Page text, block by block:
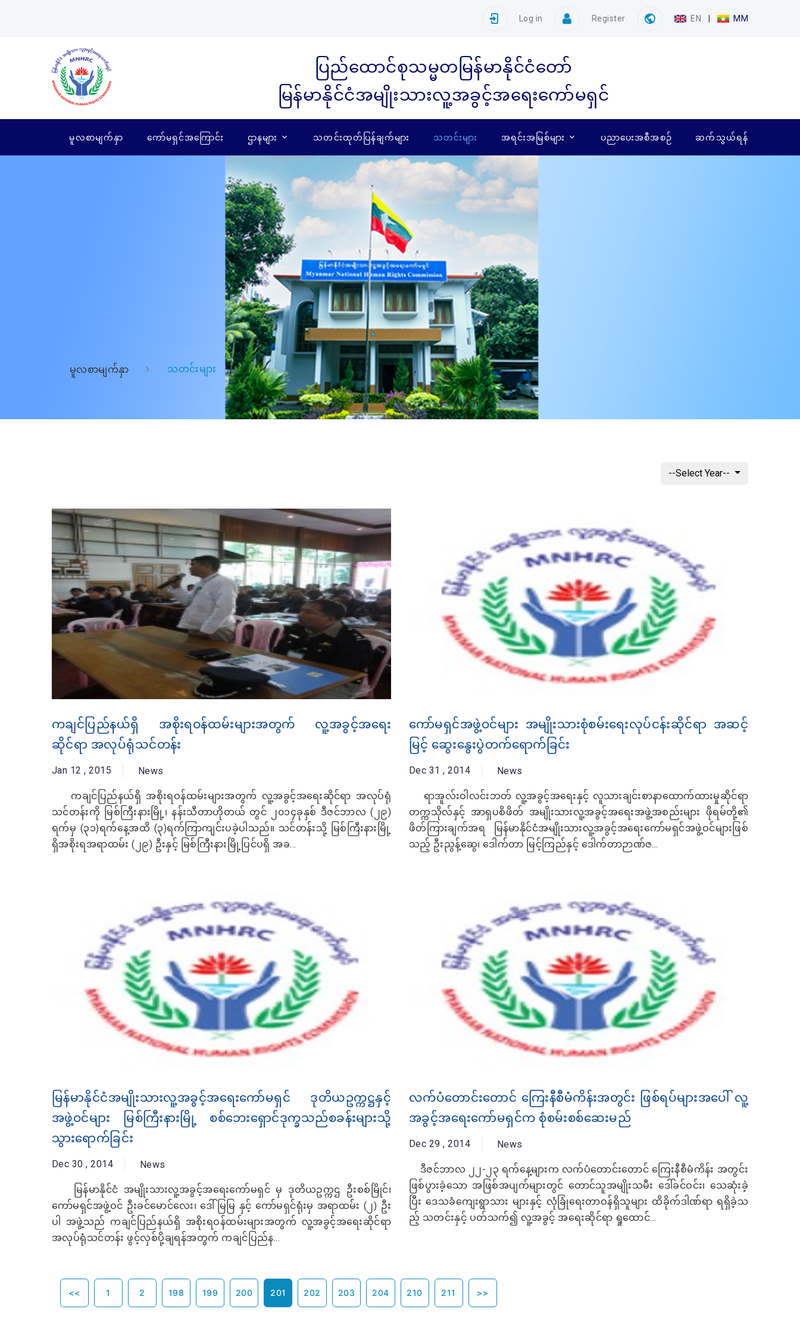
Log in Register EN | MM
ပြည်ထောင်စုသမ္မတမြန်မာနိုင်ငံတော်
မြန်မာနိုင်ငံအမျိုးသားလူ့အခွင့်အရေးကော်မရှင်
မူလစာမျက်နှာ ကော်မရှင်အကြောင်း ဌာနများ သတင်းထုတ်ပြန်ချက်များ သတင်းများ အရင်းအမြစ်များ ပညာပေးအစီအစဉ် ဆက်သွယ်ရန်
မူလစာမျက်နှာ သတင်းများ
--Select Year--
ကချင်ပြည်နယ်ရှိ အစိုးရဝန်ထမ်းများအတွက် လူ့အခွင့်အရေး
ဆိုင်ရာ အလုပ်ရုံသင်တန်း
Jan 12 , 2015 News
ကချင်ပြည်နယ်ရှိ အစိုးရဝန်ထမ်းများအတွက် လူ့အခွင့်အရေးဆိုင်ရာ အလုပ်ရုံ
သင်တန်းကို မြစ်ကြီးနားမြို့၊ နန်းသီတာဟိုတယ် တွင် ၂၀၁၄ခုနှစ် ဒီဇင်ဘာလ (၂၉)
ရက်မှ (၃၁)ရက်နေ့အထိ (၃)ရက်ကြာကျင်းပခဲ့ပါသည်။ သင်တန်းသို့ မြစ်ကြီးနားမြို့
ရှိအစိုးရအရာထမ်း (၂၉) ဦးနှင့် မြစ်ကြီးနားမြို့ပြင်ပရှိ အခ...
ကော်မရှင်အဖွဲ့ဝင်များ အမျိုးသားစုံစမ်းရေးလုပ်ငန်းဆိုင်ရာ အဆင့်
မြင့် ဆွေးနွေးပွဲတက်ရောက်ခြင်း
Dec 31 , 2014 News
ရာအူလ်းဝါလင်းဘတ် လူ့အခွင့်အရေးနှင့် လူသားချင်းစာနာထောက်ထားမှုဆိုင်ရာ
တက္ကသိုလ်နှင့် အာရှပစိဖိတ် အမျိုးသားလူ့အခွင့်အရေးအဖွဲ့အစည်းများ ဖိုရမ်တို့၏
ဖိတ်ကြားချက်အရ မြန်မာနိုင်ငံအမျိုးသားလူ့အခွင့်အရေးကော်မရှင်အဖွဲ့ဝင်များဖြစ်
သည့် ဦးညွန့်ဆွေ၊ ဒေါက်တာ မြင့်ကြည်နှင့် ဒေါက်တာဉာဏ်ဇ...
မြန်မာနိုင်ငံအမျိုးသားလူ့အခွင့်အရေးကော်မရှင် ဒုတိယဥက္ကဋ္ဌနှင့်
အဖွဲ့ဝင်များ မြစ်ကြီးနားမြို့ စစ်ဘေးရှောင်ဒုက္ခသည်စခန်းများသို့
သွားရောက်ခြင်း
Dec 30 , 2014 News
မြန်မာနိုင်ငံ အမျိုးသားလူ့အခွင့်အရေးကော်မရှင် မှ ဒုတိယဥက္ကဌ ဦးစစ်မြိုင်၊
ကော်မရှင်အဖွဲ့ဝင် ဦးခင်မောင်လေး၊ ဒေါ်မြမြ နှင့် ကော်မရှင်ရုံးမှ အရာထမ်း (၂) ဦး
ပါ အဖွဲ့သည် ကချင်ပြည်နယ်ရှိ အစိုးရဝန်ထမ်းများအတွက် လူ့အခွင့်အရေးဆိုင်ရာ
အလုပ်ရုံသင်တန်း ဖွင့်လှစ်ပို့ချရန်အတွက် ကချင်ပြည်န...
လက်ပံတောင်းတောင် ကြေးနီစီမံကိန်းအတွင်း ဖြစ်ရပ်များအပေါ် လူ့
အခွင့်အရေးကော်မရှင်က စုံစမ်းစစ်ဆေးမည်
Dec 29 , 2014 News
ဒီဇင်ဘာလ ၂၂-၂၃ ရက်နေ့များက လက်ပံတောင်းတောင် ကြေးနီစီမံကိန်း အတွင်း
ဖြစ်ပွားခဲ့သော အဖြစ်အပျက်များတွင် တောင်သူအမျိုးသမီး ဒေါ်ခင်ဝင်း၊ သေဆုံးခဲ့
ပြီး ဒေသခံကျေးရွာသား များနှင့် လုံခြုံရေးတာဝန်ရှိသူများ ထိခိုက်ဒါဏ်ရာ ရရှိခဲ့သ
ည့် သတင်းနှင့် ပတ်သက်၍ လူ့အခွင့် အရေးဆိုင်ရာ ရှုထောင်...
<< 1 2 198 199 200 201 202 203 204 210 211 >>